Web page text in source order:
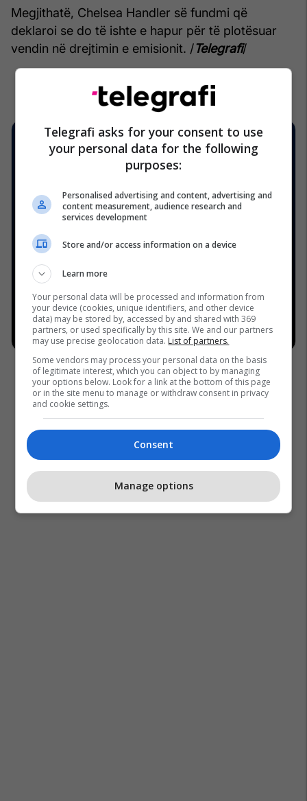
Megjithatë, Chelsea Handler së fundmi që
deklaroi se do të ishte e hapur për të plotësuar
vendin në drejtimin e emisionit. /Telegrafi/
Telegrafi asks for your consent to use
your personal data for the following
purposes:
Personalised advertising and content, advertising and
content measurement, audience research and
services development
Store and/or access information on a device
Learn more
Your personal data will be processed and information from
your device (cookies, unique identifiers, and other device
data) may be stored by, accessed by and shared with 369
partners, or used specifically by this site. We and our partners
may use precise geolocation data. List of partners.
Some vendors may process your personal data on the basis
of legitimate interest, which you can object to by managing
your options below. Look for a link at the bottom of this page
or in the site menu to manage or withdraw consent in privacy
and cookie settings.
Consent
Manage options